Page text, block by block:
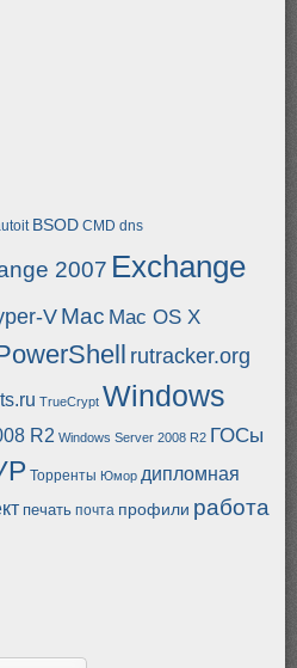
BSOD CMD dns
2007 Exchange
VMac Mac OS X
rutracker.org
TrueCrypt Windows
R2 Windows Server 2008 R2 ГОСы
Торренты Юмор дипломная
печать почта профили работа